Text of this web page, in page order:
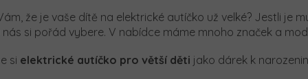
že je vaše dítě na elektrické autíčko už velké? Jestli je
nás si pořád vybere. V nabídce máme mnoho značek a
si elektrické autíčko pro větší děti jako dárek k